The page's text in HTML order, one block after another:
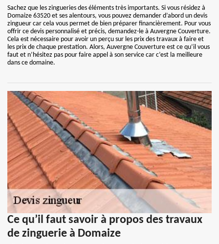
Sachez que les zingueries des éléments très importants. Si vous résidez à
Domaize 63520 et ses alentours, vous pouvez demander d’abord un devis
zingueur car cela vous permet de bien préparer financièrement. Pour vous
offrir ce devis personnalisé et précis, demandez-le à Auvergne Couverture.
Cela est nécessaire pour avoir un perçu sur les prix des travaux à faire et
les prix de chaque prestation. Alors, Auvergne Couverture est ce qu’il vous
faut et n’hésitez pas pour faire appel à son service car c’est la meilleure
dans ce domaine.
Ce qu’il faut savoir à propos des travaux
de zinguerie à Domaize